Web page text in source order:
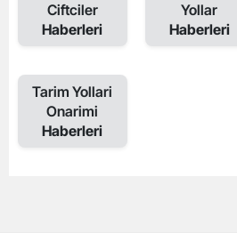
Ciftciler
Haberleri
Yollar
Haberleri
Tarim Yollari
Onarimi
Haberleri